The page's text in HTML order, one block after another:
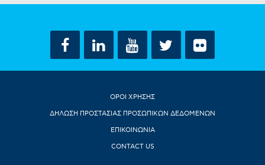
ΟΡΟΙ ΧΡΗΣΗΣ
ΔΗΛΩΣΗ ΠΡΟΣΤΑΣΙΑΣ ΠΡΟΣΩΠΙΚΩΝ ΔΕΔΟΜΕΝΩΝ
ΕΠΙΚΟΙΝΩΝΙΑ
CONTACT US